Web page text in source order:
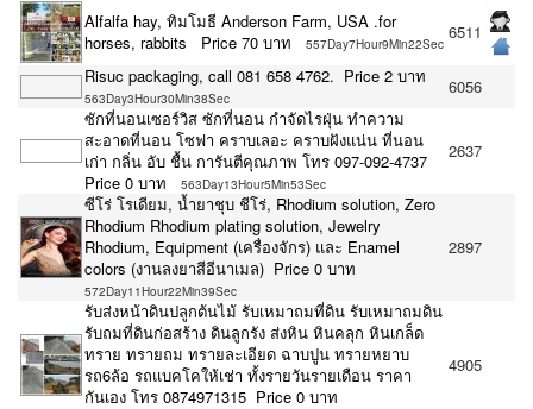
Alfalfa hay, ทิมโมธี Anderson Farm, USA .for
horses, rabbits Price 70 บาท
557Day7Hour9Min22Sec
6511
Risuc packaging, call 081 658 4762. Price 2 บาท
563Day3Hour30Min38Sec
6056
ซักที่นอนเซอร์วิส ซักที่นอน กำจัดไรฝุ่น ทำความ
สะอาดที่นอน โซฟา คราบเลอะ คราบฝังแน่น‎ ที่นอน
เก่า กลิ่น อับ ชื้น การันตีคุณภาพ โทร 097-092-4737
Price 0 บาท
563Day13Hour5Min53Sec
2637
ซีโร่ โรเดียม, น้ำยาชุบ ชีโร่, Rhodium solution, Zero
Rhodium Rhodium plating solution, Jewelry
Rhodium, Equipment (เครื่องจักร) และ Enamel
colors (งานลงยาสีอีนาเมล) Price 0 บาท
572Day11Hour22Min39Sec
2897
รับส่งหน้าดินปลูกต้นไม้ รับเหมาถมที่ดิน รับเหมาถมดิน
รับถมที่ดินก่อสร้าง ดินลูกรัง ส่งหิน หินคลุก หินเกล็ด
ทราย ทรายถม ทรายละเอียด ฉาบปูน ทรายหยาบ
รถ6ล้อ รถแบคโคให้เช่า ทั้งรายวันรายเดือน ราคา
กันเอง โทร 0874971315 Price 0 บาท
4905